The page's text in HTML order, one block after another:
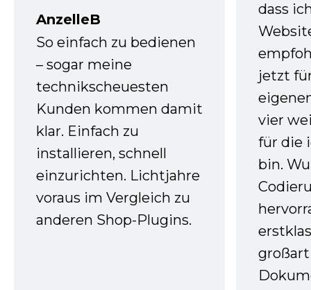
AnzelleB
So einfach zu bedienen
– sogar meine
technikscheuesten
Kunden kommen damit
klar. Einfach zu
installieren, schnell
einzurichten. Lichtjahre
voraus im Vergleich zu
anderen Shop-Plugins.
dass
jetzt
vier
für die
bin.